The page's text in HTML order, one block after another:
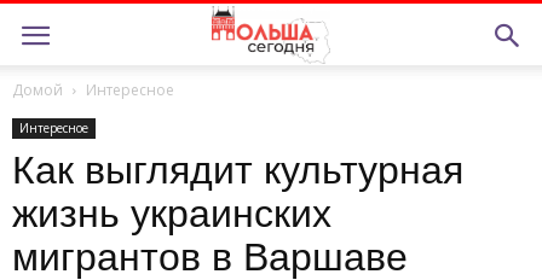
Домой Интересное
Интересное
Как выглядит культурная
жизнь украинских
мигрантов в Варшаве